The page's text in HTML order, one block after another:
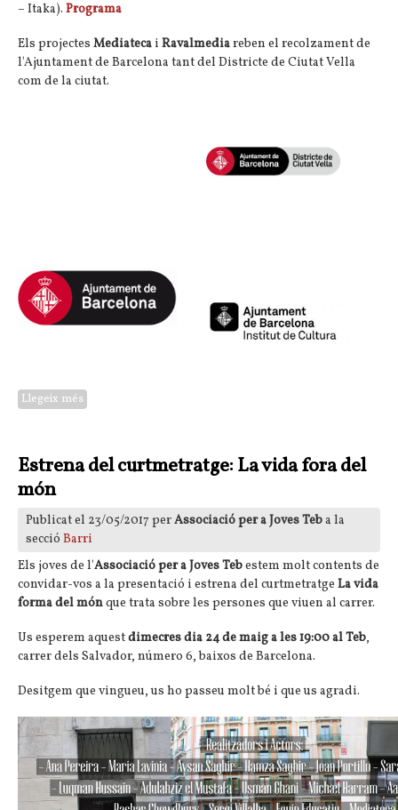
– Itaka). Programa
Els projectes Mediateca i Ravalmediareben el recolzament de
l'Ajuntament de Barcelona tant del Districte de CiutatVella
com de la ciutat.
Llegeix més
Estrena del curtmetratge: La vida fora del
món
Publicat el 23/05/2017 perAssociació per a Joves Teba la
secció Barri
Els joves de l'Associació per a Joves Tebestem molt contents de
convidar-vos a la presentació i estrena del curtmetratge La vida
forma del mónque trata sobre les persones que viuen al carrer.
Us esperem aquestdimecres dia 24 de maig a les 19:00 al Teb,
carrer dels Salvador, número 6, baixos de Barcelona.
Desitgem que vingueu, us ho passeu molt bé i que us agradi.